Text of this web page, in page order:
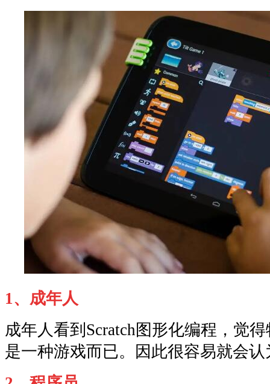
1、成年人
成年人看到Scratch图形化编程，觉
是一种游戏而已。因此很容易就会